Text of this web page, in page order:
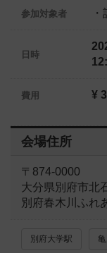
参加対象者
日時
費用 ¥
会場住所
〒874-0000
大分県別府市北
別府春木川ふれ
別府大学駅